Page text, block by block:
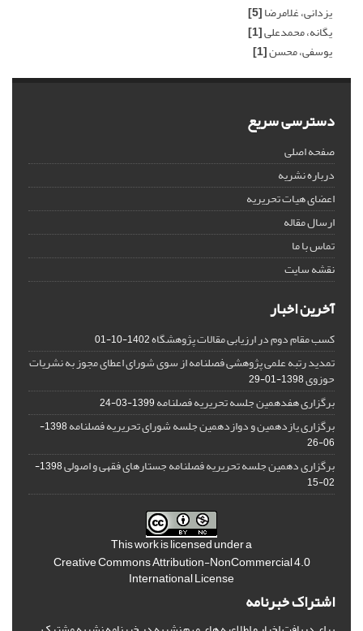
یزدانی، غلامرضا[5]
یگانه، محمدعلی[1]
یوسفی، محسن[1]
دسترسی سریع
صفحه اصلی
درباره نشریه
اعضای هیات تحریریه
ارسال مقاله
تماس با ما
نقشه سایت
آخرین اخبار
کسب مقام دوم در ارزیابی مقالات پژوهشگاه1402-10-01
تمدید رتبه علمی پژوهشی فصلنامه از سوی شورای اعطای مجوز به نشریات
حوزوی1398-01-29
برگزاری هفدهمین جلسه تحریریه فصلنامه1399-03-24
برگزاری یازدهمین و دوازدهمین جلسه شورای تحریریه فصلنامه
1398-
06-26
برگزاری دهمین جلسه تحریریه فصلنامه جستارهای فقهی و اصولی
1398-
02-15
This work is licensed under a
Creative Commons Attribution-NonCommercial 4.0
International License
اشتراک خبرنامه